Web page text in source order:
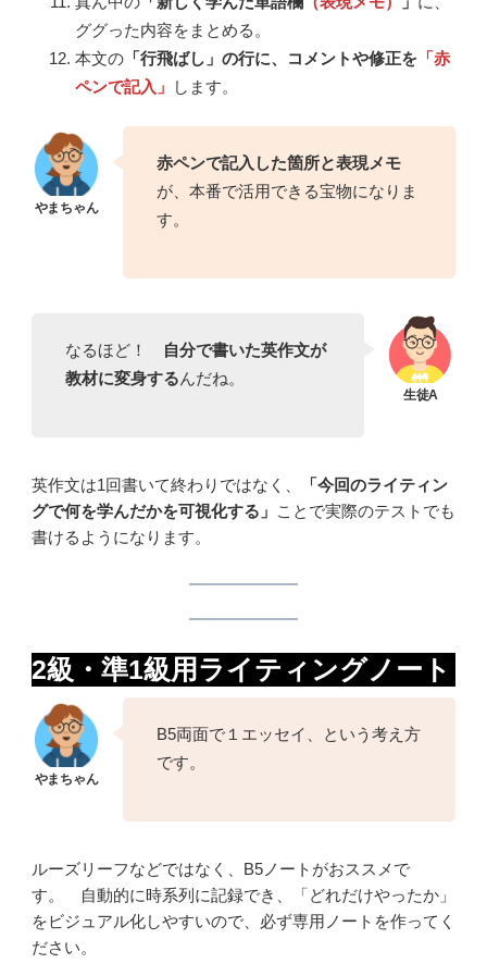
ググった内容をまとめる。
本文の 「行飛ばし」の行に、コメントや修正を 「赤
ペンで記入」
します。
赤ペンで記入した箇所と表現メモ
が、本番で活用できる宝物になりま
す。
なるほど！
自分で書いた英作文が
教材に変身するんだね。
英作文は1回書いて終わりではなく、
「今回のライティン
グで何を学んだかを可視化する」 ことで実際のテストでも
書けるようになります。
2級・準1級用ライティングノート
B5両面で１エッセイ、という考え方
です。
ルーズリーフなどではなく、B5ノートがおススメで
す。 自動的に時系列に記録でき、「どれだけやったか」
をビジュアル化しやすいので、必ず専用ノートを作ってく
ださい。